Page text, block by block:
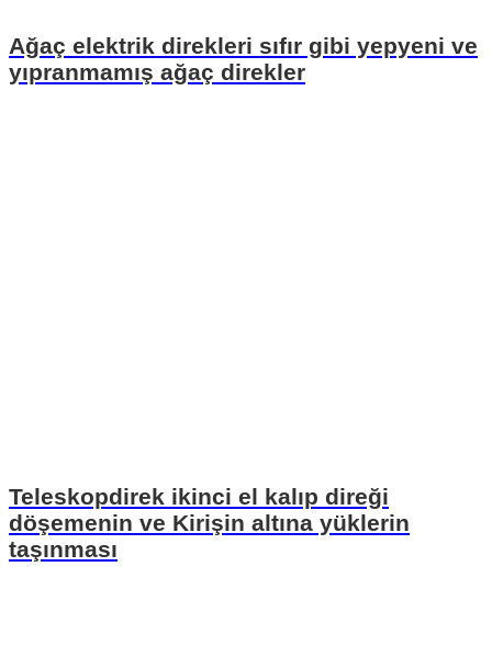
Ağaç elektrik direkleri sıfır gibi yepyeni ve
yıpranmamış ağaç direkler
Teleskopdirek ikinci el kalıp direği
döşemenin ve Kirişin altına yüklerin
taşınması